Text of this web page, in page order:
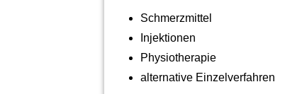
Schmerzmittel
Injektionen
Physiotherapie
alternative Einzelverfahren